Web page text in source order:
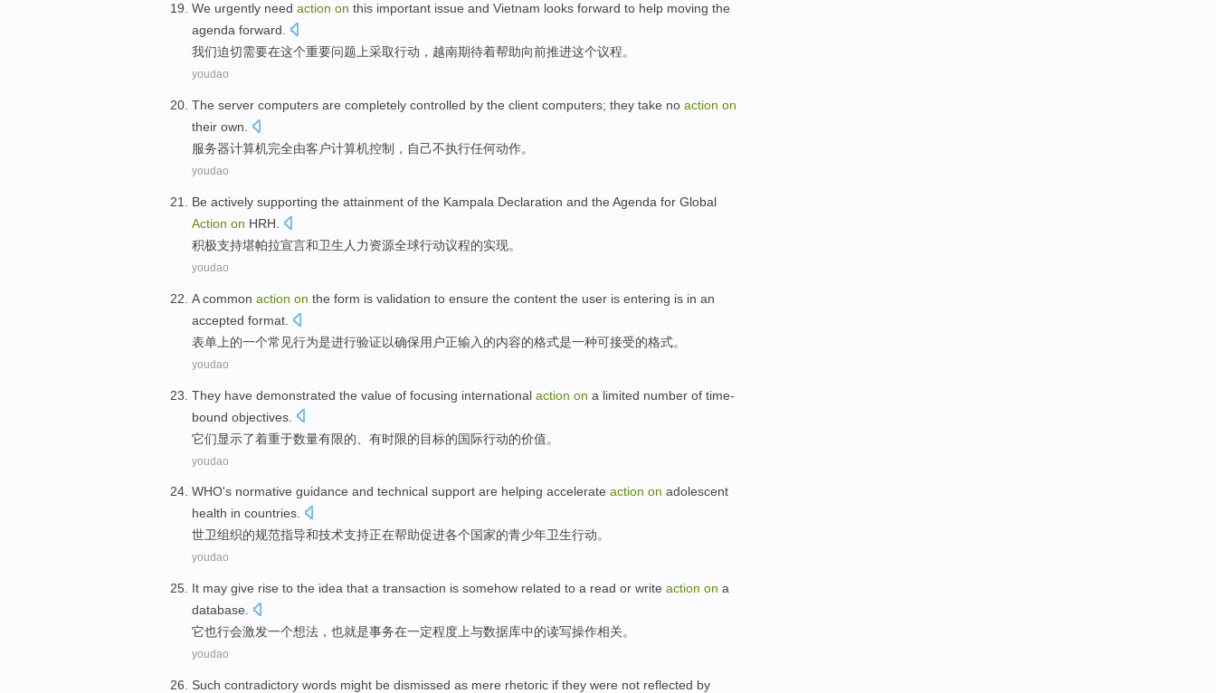
We urgently need action on this important issue and Vietnam looks forward to help moving the
agenda forward.
我们迫切需要在这个重要问题上采取行动 ， 越南期待着帮助向前推进这个议程。
youdao
The server computers are completely controlled by the client computers; they take no action on
their own
服务器计算机完全由客户计算机控制 ，自己不执行任何动作。
youdao
Be actively supporting the attainment of the Kampala Declaration and the Agenda for Global
Action on HRH.
积极支持堪帕拉宣言和卫生人力资源全球行动议程的实现。
youdao
A common action on the form is validation to ensure the content the user is entering is in an
accepted format
表单 上的一个常见行为是进行验证以确保用户正输入 的内容的格式是一种可接受的格式。
youdao
They have demonstrated the value of focusing international action on a limited number of time-
bound objectives
它们显示了着重于数量有限的 有时限的目标的国际行动的价值。
youdao
WHO's normative guidance and technical support are helping accelerate action on adolescent
health in countries.
世卫组织的规范指导和技术支持正在帮助促进各个国家的青少年卫生行动。
youdao
It may give rise to the idea that a transaction is somehow related to a read or write action on a
database
它也行会激发一个想法 ，也就是事务在一定程度上与数据库中的读写操作相关。
youdao
Such contradictory words might be dismissed as mere rhetoric if they were not reflected by